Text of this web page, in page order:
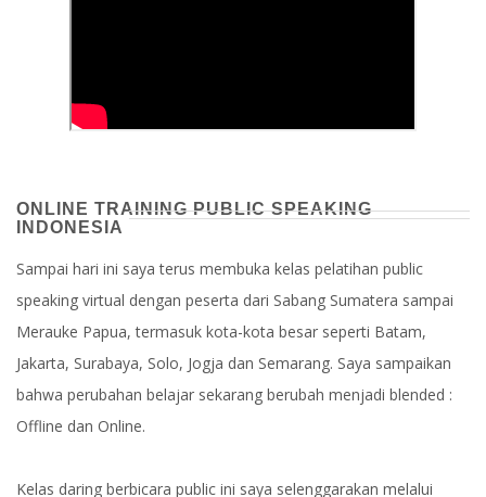
ONLINE TRAINING PUBLIC SPEAKING
INDONESIA
Sampai hari ini saya terus membuka kelas pelatihan public
speaking virtual dengan peserta dari Sabang Sumatera sampai
Merauke Papua, termasuk kota-kota besar seperti Batam,
Jakarta, Surabaya, Solo, Jogja dan Semarang. Saya sampaikan
bahwa perubahan belajar sekarang berubah menjadi blended :
Offline dan Online.
Kelas daring berbicara public ini saya selenggarakan melalui